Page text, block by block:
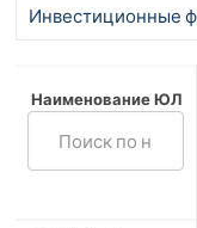
Наименование ЮЛ